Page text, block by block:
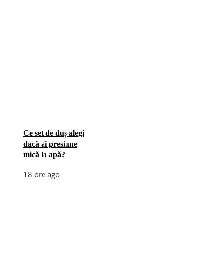
Ce set de duș alegi
dacă ai presiune
mică la apă?
18 ore ago